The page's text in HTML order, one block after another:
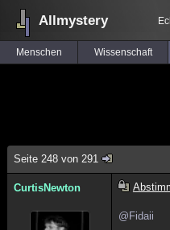
Allmystery
Menschen Wissenschaft
Seite 248 von 291
CurtisNewton
@Fidaii